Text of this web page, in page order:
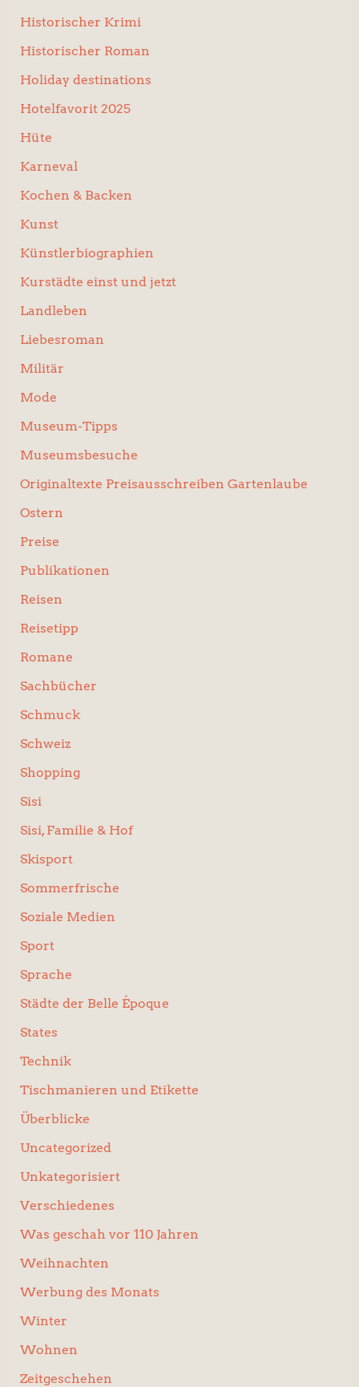
Historischer Krimi
Historischer Roman
Holiday destinations
Hotelfavorit 2025
Hüte
Karneval
Kochen & Backen
Kunst
Künstlerbiographien
Kurstädte einst und jetzt
Landleben
Liebesroman
Militär
Mode
Museum-Tipps
Museumsbesuche
Originaltexte Preisausschreiben Gartenlaube
Ostern
Preise
Publikationen
Reisen
Reisetipp
Romane
Sachbücher
Schmuck
Schweiz
Shopping
Sisi
Sisi, Familie & Hof
Skisport
Sommerfrische
Soziale Medien
Sport
Sprache
Städte der Belle Époque
States
Technik
Tischmanieren und Etikette
Überblicke
Uncategorized
Unkategorisiert
Verschiedenes
Was geschah vor 110 Jahren
Weihnachten
Werbung des Monats
Winter
Wohnen
Zeitgeschehen